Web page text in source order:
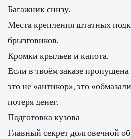
Багажник снизу.
Места крепления штатных
брызговиков.
Кромки крыльев и капота.
Если в твоём заказе
это не «антикор», это
потеря денег.
Подготовка кузова
Главный секрет долговечной